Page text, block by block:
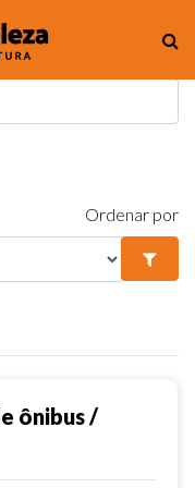
Ordenar por
ônibus /